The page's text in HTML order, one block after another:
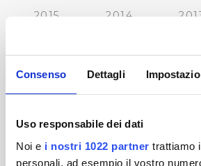
Consenso Dettagli
Uso responsabile dei dati
Noi e i nostri 1022 partner trattiamo
personali, ad esempio il vostro
2015 2014
2007 2006
« prima ‹ precedente … 21